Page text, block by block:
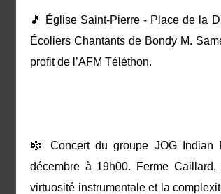
🎵 Église Saint-Pierre - Place de la
Écoliers Chantants de Bondy M.
profit de l’AFM Téléthon.
🎼 Concert du groupe JOG Indian
décembre à 19h00. Ferme
virtuosité instrumentale et la